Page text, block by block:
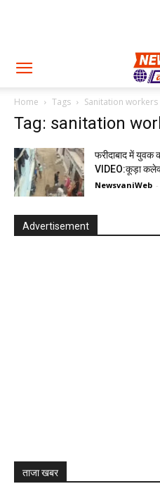
Home Tags Sanitation
Tag: sanitation
फरीदाबाद में युवक
VIDEO:कूड़ा
NewsvaniWeb -
Advertisement
ताजा खबर